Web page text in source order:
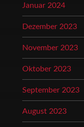
Januar 2024
Dezember 2023
November 2023
Oktober 2023
September 2023
August 2023